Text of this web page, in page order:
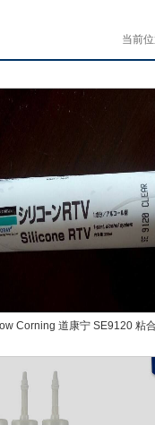
当前位
Corning 道康宁 SE9120 粘